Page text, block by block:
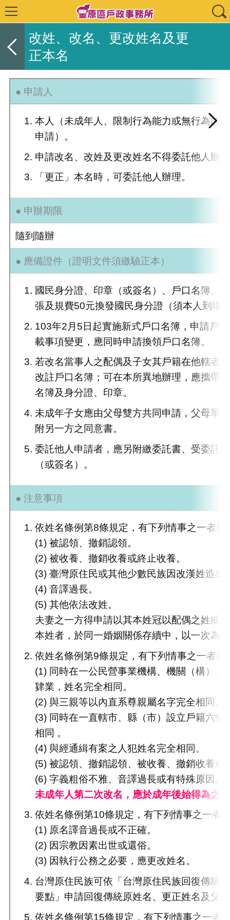
改姓、改名、更改姓名及更
正本名
● 申請人
本人（未成年人、限制行為能力或無行為能
申請）。
申請改名、改姓及更改姓名不得委託他人辦
「更正」本名時，可委託他人辦理。
● 申辦期限
隨到隨辦
● 應備證件 （證明文件須繳驗正本）
國民身分證、印章（或簽名）、戶口名簿、
張及規費50元換發國民身分證（須本人到場
103年2月5日起實施新式戶口名簿，申請戶
載事項變更，應同時申請換領戶口名簿。
若改名當事人之配偶及子女其戶籍在他轄者
改註戶口名簿；可在本所異地辦理，應攜帶
名簿及身分證、印章。
未成年子女應由父母雙方共同申請，父母單
附另一方之同意書。
委託他人申請者，應另附繳委託書、受委託
（或簽名）。
● 注意事項
依姓名條例第8條規定，有下列情事之一者得
(1) 被認領、撤銷認領。
(2) 被收養、撤銷收養或終止收養。
(3) 臺灣原住民或其他少數民族因改漢姓造成
(4) 音譯過長。
(5) 其他依法改姓。
夫妻之一方得申請以其本姓冠以配偶之姓或
本姓者，於同一婚姻關係存續中，以一次為
依姓名條例第9條規定，有下列情事之一者得
(1) 同時在一公民營事業機構、機關（構）、
肄業，姓名完全相同。
(2) 與三親等以內直系尊親屬名字完全相同。
(3) 同時在一直轄市、縣（市）設立戶籍六個
相同 。
(4) 與經通緝有案之人犯姓名完全相同。
(5) 被認領、撤銷認領、被收養、撤銷收養或
(6) 字義粗俗不雅、音譯過長或有特殊原因。
未成年人第二次改名，應於成年後始得為之
依姓名條例第10條規定，有下列情事之一者
(1) 原名譯音過長或不正確。
(2) 因宗教因素出世或還俗。
(3) 因執行公務之必要，應更改姓名。
台灣原住民族可依「台灣原住民族回復傳統
要點」申請回復傳統原姓名、更正姓名及父
依姓名條例第15條規定，有下列情事之一者